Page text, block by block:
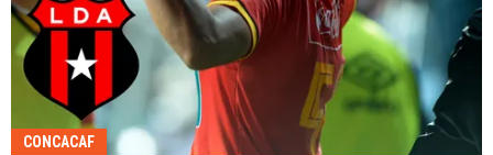
CONCACAF